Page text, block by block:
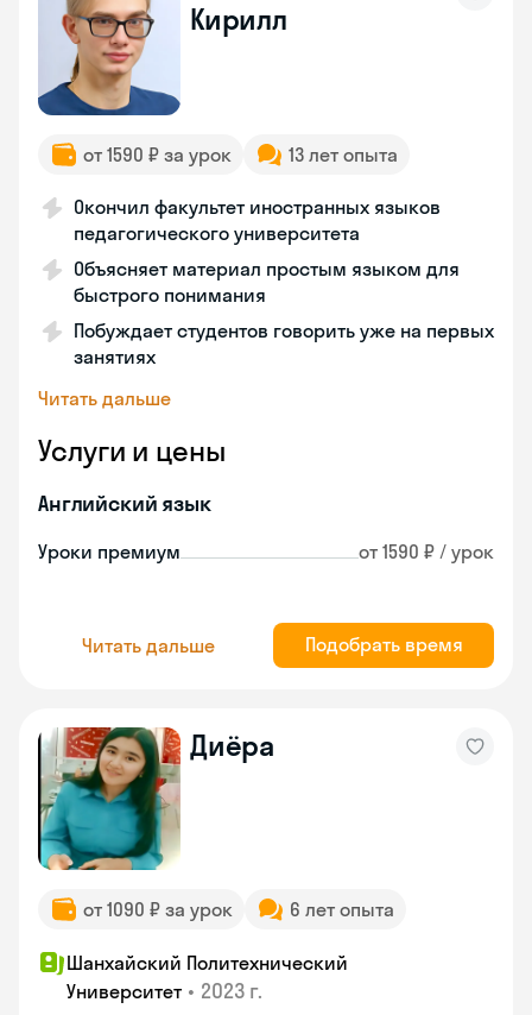
Кирилл
от 1590 ₽ за урок 13 лет опыта
Окончил факультет иностранных языков
педагогического университета
Объясняет материал простым языком для
быстрого понимания
Побуждает студентов говорить уже на первых
занятиях
Читать дальше
Услуги и цены
Английский язык
Уроки премиум от 1590 ₽ / урок
Читать дальше Подобрать время
Диёра
от 1090 ₽ за урок 6 лет опыта
Шанхайский Политехнический
Университет • 2023 г.